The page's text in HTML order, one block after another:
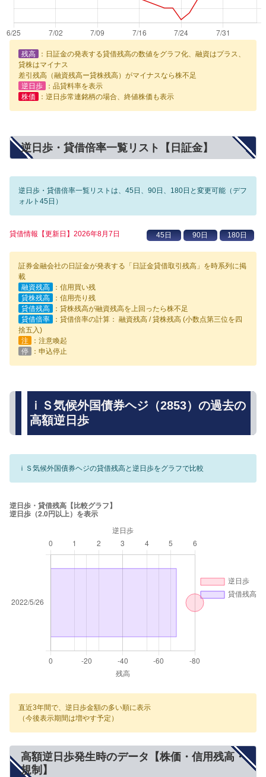
残高
：日証金の発表する貸借残高の数値をグラフ化、融資はプラス、
貸株はマイナス
差引残高（融資残高ー貸株残高）がマイナスなら株不足
逆日歩
：品貸料率を表示
株価
：逆日歩常連銘柄の場合、終値株価も表示
逆日歩・貸借倍率一覧リスト【日証金】
逆日歩・貸借倍率一覧リストは、45日、90日、180日と変更可能（デフ
ォルト45日）
貸借情報【更新日】2026年8月7日
証券金融会社の日証金が発表する「日証金貸借取引残高」を時系列に掲
載
融資残高
：信用買い残
貸株残高
：信用売り残
貸借残高
：貸株残高が融資残高を上回ったら株不足
貸借倍率
：貸借倍率の計算： 融資残高 / 貸株残高 (小数点第三位を四
捨五入)
注
：注意喚起
停
：申込停止
ｉＳ気候外国債券ヘジ（2853）の過去の
高額逆日歩
ｉＳ気候外国債券ヘジの貸借残高と逆日歩をグラフで比較
直近3年間で、逆日歩金額の多い順に表示
（今後表示期間は増やす予定）
高額逆日歩発生時のデータ【株価・信用残高・
規制】